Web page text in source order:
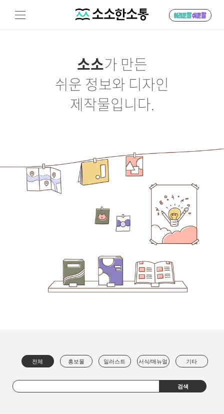
소소가 만든
쉬운 정보와 디자인
제작물입니다.